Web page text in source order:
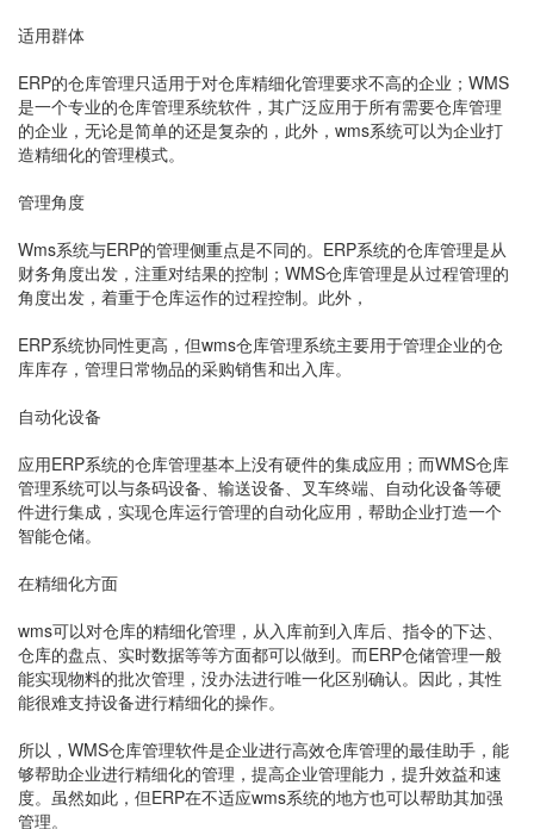
适用群体
ERP的仓库管理只适用于对仓库精细化管理要求不高的企业；WMS
是一个专业的仓库管理系统软件，其广泛应用于所有需要仓库管理
的企业，无论是简单的还是复杂的，此外，wms系统可以为企业打
造精细化的管理模式。
管理角度
Wms系统与ERP的管理侧重点是不同的。ERP系统的仓库管理是从
财务角度出发，注重对结果的控制；WMS仓库管理是从过程管理的
角度出发，着重于仓库运作的过程控制。此外，
ERP系统协同性更高，但wms仓库管理系统主要用于管理企业的仓
库库存，管理日常物品的采购销售和出入库。
自动化设备
应用ERP系统的仓库管理基本上没有硬件的集成应用；而WMS仓库
管理系统可以与条码设备、输送设备、叉车终端、自动化设备等硬
件进行集成，实现仓库运行管理的自动化应用，帮助企业打造一个
智能仓储。
在精细化方面
wms可以对仓库的精细化管理，从入库前到入库后、指令的下达、
仓库的盘点、实时数据等等方面都可以做到。而ERP仓储管理一般
能实现物料的批次管理，没办法进行唯一化区别确认。因此，其性
能很难支持设备进行精细化的操作。
所以，WMS仓库管理软件是企业进行高效仓库管理的最佳助手，能
够帮助企业进行精细化的管理，提高企业管理能力，提升效益和速
度。虽然如此，但ERP在不适应wms系统的地方也可以帮助其加强
管理。